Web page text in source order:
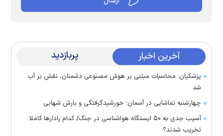
آخرین اخبار پربازدید
پزشکیان: محاسبات مبتنی بر هوش مصنوعی دشمنان، نقش بر آب
شد
چهارشنبه تماشایی در آسمان؛ خورشیدگرفتگی و بارش شهابی
آسیب جدی به ۵۰ ایستگاه هواشناسی در جنگ/ کدام رادار‌ها کاملا
تخریب شدند؟